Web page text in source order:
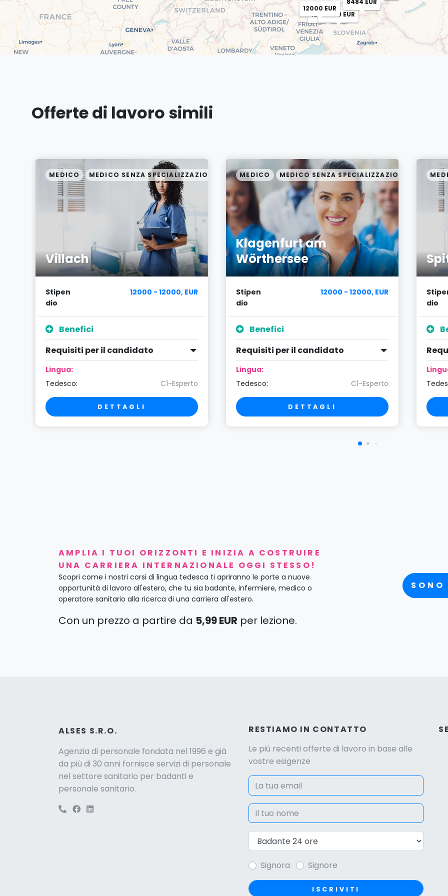
12000 EUR
12000 EUR
12000 EUR
Offerte di lavoro simili
Villach
MEDICO MEDICO SENZA SPECIALIZZAZIONE
Stipen
dio
12000 - 12000, EUR
Benefici
Requisiti per il candidato
Lingua:
Tedesco:
C1-Esperto
DETTAGLI
Klagenfurt am
Wörthersee
MEDICO MEDICO SENZA SPECIALIZZAZIONE
Stipen
dio
12000 - 12000, EUR
Benefici
Requisiti per il candidato
Lingua:
Tedesco:
C1-Esperto
DETTAGLI
dio
AMPLIA I TUOI ORIZZONTI E INIZIA A COSTRUIRE
UNA CARRIERA INTERNAZIONALE OGGI STESSO!
Scopri come i nostri corsi di lingua tedesca ti apriranno le porte a nuove
opportunità di lavoro all'estero, che tu sia badante, infermiere, medico o
operatore sanitario alla ricerca di una carriera all'estero.
Con un prezzo a partire da 5,99 EUR per lezione.
ALSES S.R.O.
Agenzia di personale fondata nel 1996 e già
da più di 30 anni fornisce servizi di personale
nel settore sanitario per badanti e
personale sanitario.
RESTIAMO IN CONTATTO
Le più recenti offerte di lavoro in base alle
vostre esigenze
Signora Signore
ISCRIVITI